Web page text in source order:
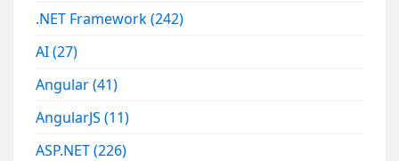
.NET Framework(242)
AI(27)
Angular(41)
AngularJS(11)
ASP.NET(226)